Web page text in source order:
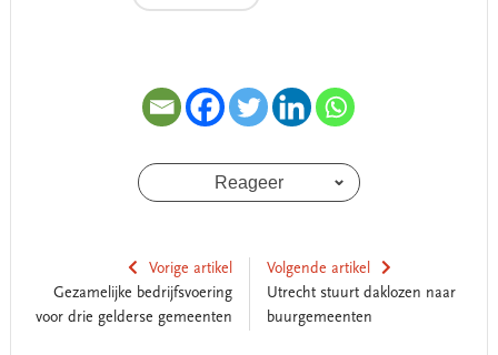
Reageer
Vorige artikel
Gezamelijke bedrijfsvoering
voor drie gelderse gemeenten
Volgende artikel
Utrecht stuurt daklozen naar
buurgemeenten